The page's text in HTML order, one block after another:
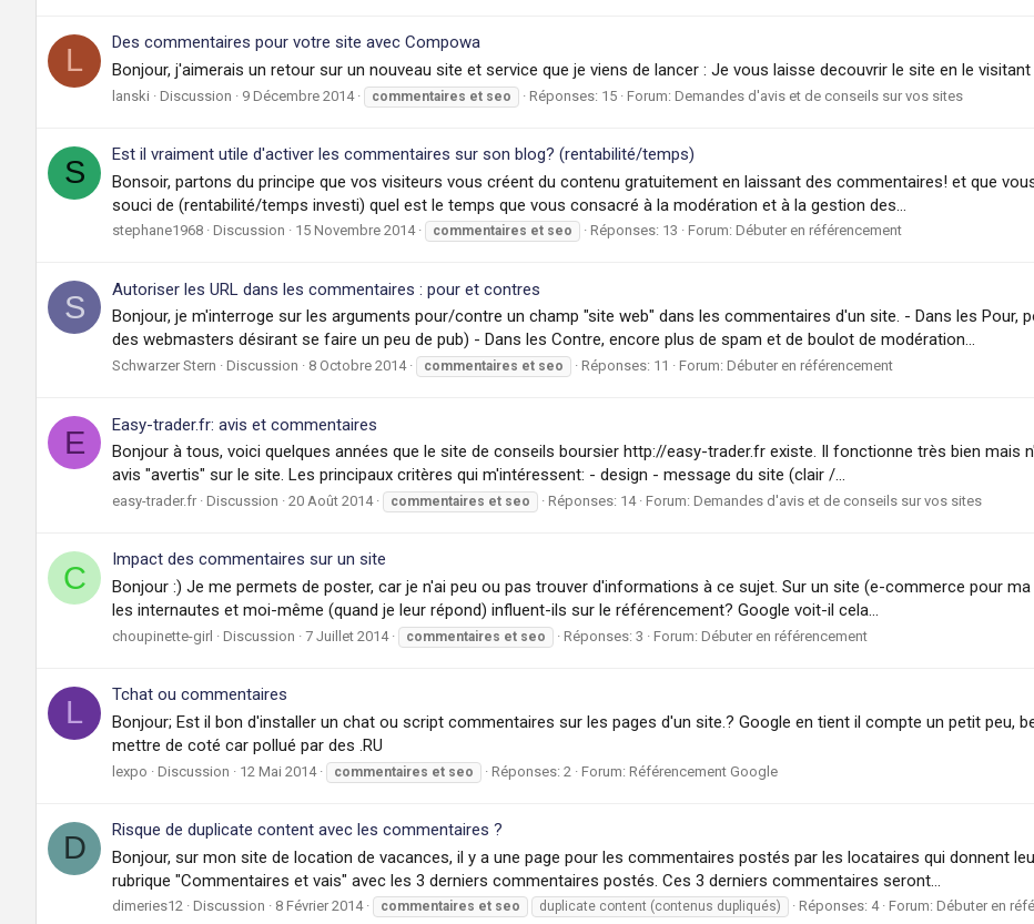
L
Des commentaires pour votre site avec Compowa
Bonjour, j'aimerais un retour sur un nouveau site et service que je viens de lancer : Je vous laisse decouvrir le site en le
lanski Discussion 9 Décembre 2014 commentaires et seo Réponses: 15 Forum: Demandes d'avis et de conseils sur vos sites
S
Est il vraiment utile d'activer les commentaires sur son blog? (rentabilité/temps)
Bonsoir, partons du principe que vos visiteurs vous créent du contenu gratuitement en laissant des commentaires! et que
souci de (rentabilité/temps investi) quel est le temps que vous consacré à la modération et à la gestion des...
stephane1968 Discussion 15 Novembre 2014 commentaires et seo Réponses: 13 Forum: Débuter en référencement
S
Autoriser les URL dans les commentaires : pour et contres
Bonjour, je m'interroge sur les arguments pour/contre un champ "site web" dans les commentaires d'un site. - Dans les
des webmasters désirant se faire un peu de pub) - Dans les Contre, encore plus de spam et de boulot de modération...
Schwarzer Stern Discussion 8 Octobre 2014 commentaires et seo Réponses: 11 Forum: Débuter en référencement
E
Easy-trader.fr: avis et commentaires
Bonjour à tous, voici quelques années que le site de conseils boursier http://easy-trader.fr existe. Il fonctionne très bien mais
avis "avertis" sur le site. Les principaux critères qui m'intéressent: - design - message du site (clair /...
easy-trader.fr Discussion 20 Août 2014 commentaires et seo Réponses: 14 Forum: Demandes d'avis et de conseils sur vos sites
C
Impact des commentaires sur un site
Bonjour :) Je me permets de poster, car je n'ai peu ou pas trouver d'informations à ce sujet. Sur un site (e-commerce pour
les internautes et moi-même (quand je leur répond) influent-ils sur le référencement? Google voit-il cela...
choupinette-girl Discussion 7 Juillet 2014 commentaires et seo Réponses: 3 Forum: Débuter en référencement
L
Tchat ou commentaires
Bonjour; Est il bon d'installer un chat ou script commentaires sur les pages d'un site.? Google en tient il compte un petit peu,
mettre de coté car pollué par des .RU
lexpo Discussion 12 Mai 2014 commentaires et seo Réponses: 2 Forum: Référencement Google
D
Risque de duplicate content avec les commentaires ?
Bonjour, sur mon site de location de vacances, il y a une page pour les commentaires postés par les locataires qui donnent
rubrique "Commentaires et vais" avec les 3 derniers commentaires postés. Ces 3 derniers commentaires seront...
dimeries12 Discussion 8 Février 2014 commentaires et seo duplicate content (contenus dupliqués) Réponses: 4 Forum: Débuter en